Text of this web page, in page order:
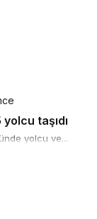
taşıdı
yolcu ve...